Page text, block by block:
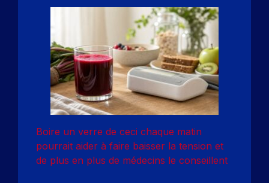
Boire un verre de ceci chaque matin
pourrait aider à faire baisser la tension et
de plus en plus de médecins le conseillent